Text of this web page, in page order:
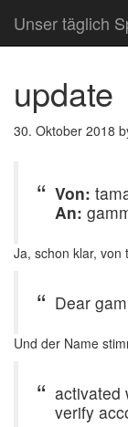
Unser täglich
update
30. Oktober 2018
Von:
An:
Ja, schon klar, von
Dear
Und der Name
activated
verify